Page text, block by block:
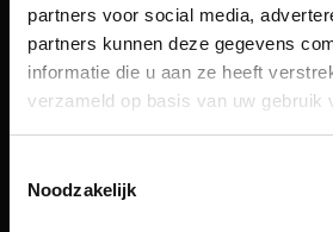
partners voor social media,
partners kunnen deze gegevens
informatie die u aan ze heeft
verzameld op basis van uw gebruik
Noodzakelijk
Maatwerk
beleving, waar Nederlands
vakmanschap en design